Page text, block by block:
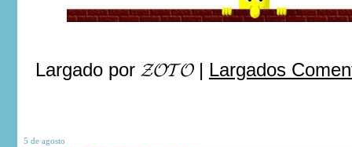
Largado por 𝓩𝓞𝓣𝓞| Largados
5 de agosto